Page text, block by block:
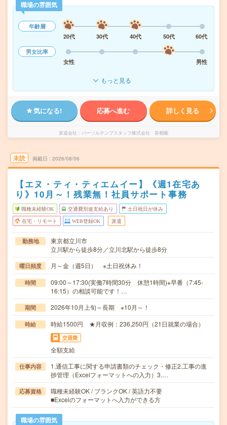
職場の雰囲気
年齢層
20代
30代 40代 50代
60代
男女比率
女性
男性
もっと見る
気になる! 応募へ進む 詳しく見る
派遣会社 パーソルテンプスタッフ株式会社 首都圏
未読 掲載日 2026/08/06
【エヌ・ティ・ティエムイー】《週1在宅あ
り》10月～！残業無！社員サポート事務
職種未経験OK 交通費別途支給あり 土日祝日が休み
在宅・リモート WEB登録OK 派遣
勤務地
東京都立川市
立川駅から徒歩8分／立川北駅から徒歩8分
曜日頻度 月～金（週5日） ※土日祝休み！
時間
09:00～17:30(実働7時間30分 休憩1時間)※早番（7:45-
16:15）の相談可能です！…
期間 2026年10月上旬～長期 ※10月～！
時給 時給1500円 ★月収例：236,250円（21日就業の場合）
交通費
全額支給
仕事内容
1.通信工事に関する申請書類のチェック・修正2.工事の進
捗管理（Excelフォーマットへの入力）3.…
応募資格
職種未経験OK / ブランクOK / 英語力不要
■Excelのフォーマットへ入力ができる方
職場の雰囲気